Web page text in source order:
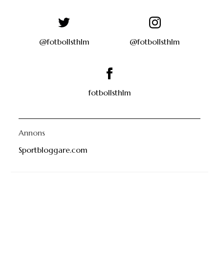
@fotbollsthlm @fotbollsthlm
fotbollsthlm
Annons
Sportbloggare.com